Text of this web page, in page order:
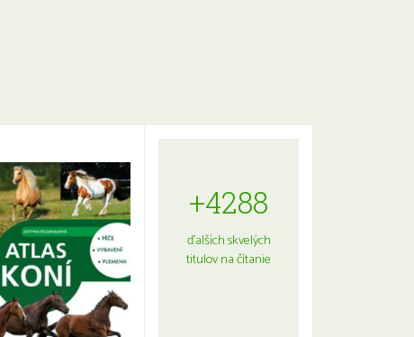
+4288
ďalších skvelých
titulov na čítanie